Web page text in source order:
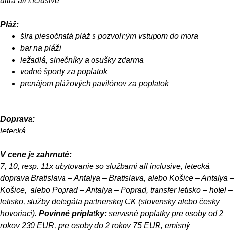
Pláž:
šíra piesočnatá pláž s pozvoľným vstupom do mora
bar na pláži
ležadlá, slnečníky a osušky zdarma
vodné športy za poplatok
prenájom plážových pavilónov za poplatok
Doprava:
letecká
V cene je zahrnuté:
7, 10, resp. 11x ubytovanie so službami all inclusive, letecká
doprava Bratislava – Antalya – Bratislava, alebo Košice – Antalya –
Košice, alebo Poprad – Antalya – Poprad, transfer letisko – hotel –
letisko, služby delegáta partnerskej CK (slovensky alebo česky
hovoriaci). Povinné príplatky:servisné poplatky pre osoby od 2
rokov 230 EUR, pre osoby do 2 rokov 75 EUR, emisný